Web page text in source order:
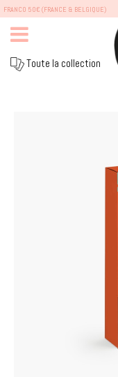
FRANCO 50€ (FRANCE & BELGIQUE)
Toute la collection